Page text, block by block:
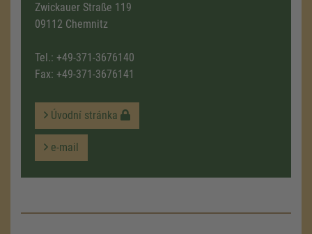
Zwickauer Straße 119
09112 Chemnitz
Tel.: +49-371-3676140
Fax: +49-371-3676141
Úvodní stránka
e-mail